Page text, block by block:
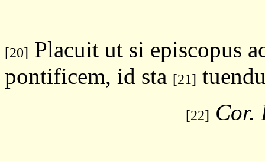
[20] Placuit ut si episcopus
pontificem, id sta [21]
[22] Cor.